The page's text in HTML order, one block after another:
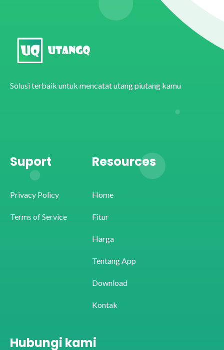
Solusi terbaik untuk mencatat utang piutang kamu
Suport
Privacy Policy
Terms of Service
Resources
Home
Fitur
Harga
Tentang App
Download
Kontak
Hubungi kami